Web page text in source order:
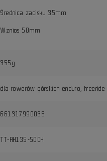
Średnica zacisku 35mm
Wznios 50mm
355g
dla rowerów górskich enduro, freeride
661317990035
TT-AH135-50CH